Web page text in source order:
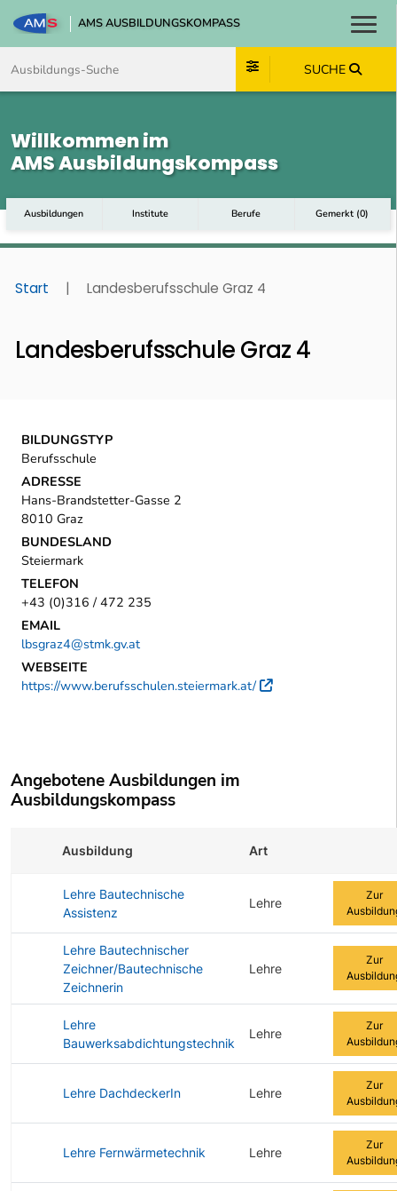
AMS AUSBILDUNGSKOMPASS
SUCHE
Willkommen im
AMS Ausbildungskompass
Ausbildungen Institute Berufe Gemerkt (0)
Start | Landesberufsschule Graz 4
Landesberufsschule Graz 4
BILDUNGSTYP
Berufsschule
ADRESSE
Hans-Brandstetter-Gasse 2
8010 Graz
BUNDESLAND
Steiermark
TELEFON
+43 (0)316 / 472 235
EMAIL
lbsgraz4@stmk.gv.at
WEBSEITE
https://www.berufsschulen.steiermark.at/
Externer Link
Angebotene Ausbildungen im
Ausbildungskompass
Ausbildung Art
Lehre Bautechnische
Assistenz
Lehre
Zur
Lehre Bautechnischer
Zeichner/Bautechnische
Zeichnerin
Lehre
Zur
Lehre
Bauwerksabdichtungstechnik
Lehre
Zur
Lehre DachdeckerIn Lehre
Zur
Lehre Fernwärmetechnik Lehre
Zur